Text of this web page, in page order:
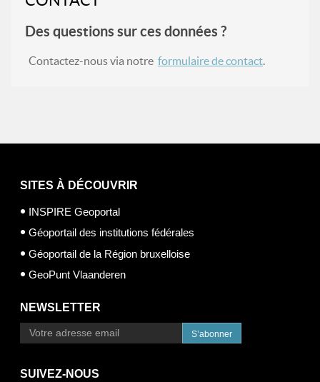
Des questions sur ces données ?
Contactez-nous via notre formulaire de contact.
SITES À DÉCOUVRIR
INSPIRE Geoportal
Géoportail des institutions fédérales
Géoportail de la Région bruxelloise
GeoPunt Vlaanderen
NEWSLETTER
S’abonner
SUIVEZ-NOUS